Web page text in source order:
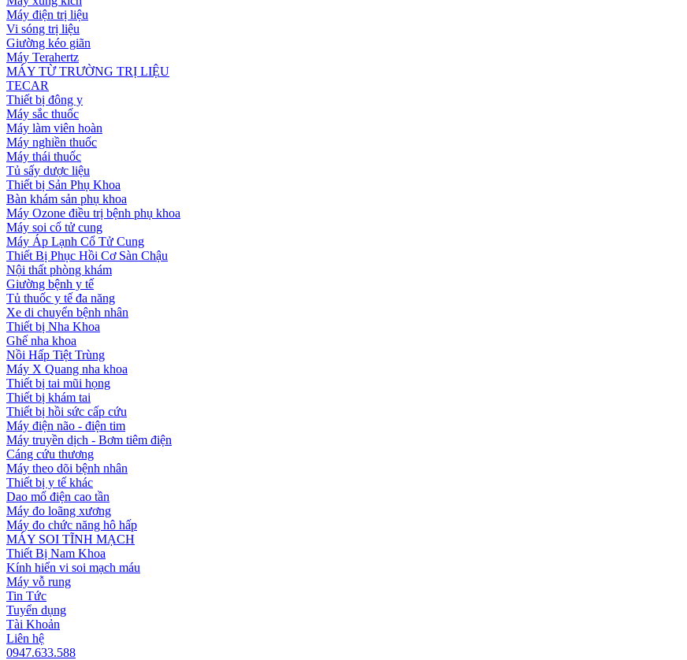
Máy điện trị liệu
Vi sóng trị liệu
Giường kéo giãn
Máy Terahertz
MÁY TỪ TRƯỜNG TRỊ LIỆU
TECAR
Thiết bị đông y
Máy sắc thuốc
Máy làm viên hoàn
Máy nghiền thuốc
Máy thái thuốc
Tủ sấy dược liệu
Thiết bị Sản Phụ Khoa
Bàn khám sản phụ khoa
Máy Ozone điều trị bệnh phụ khoa
Máy soi cổ tử cung
Máy Áp Lạnh Cổ Tử Cung
Thiết Bị Phục Hồi Cơ Sàn Chậu
Nội thất phòng khám
Giường bệnh y tế
Tủ thuốc y tế đa năng
Xe di chuyển bệnh nhân
Thiết bị Nha Khoa
Ghế nha khoa
Nồi Hấp Tiệt Trùng
Máy X Quang nha khoa
Thiết bị tai mũi họng
Thiết bị khám tai
Thiết bị hồi sức cấp cứu
Máy điện não - điện tim
Máy truyền dịch - Bơm tiêm điện
Cáng cứu thương
Máy theo dõi bệnh nhân
Thiết bị y tế khác
Dao mổ điện cao tần
Máy đo loãng xương
Máy đo chức năng hô hấp
MÁY SOI TĨNH MẠCH
Thiết Bị Nam Khoa
Kính hiển vi soi mạch máu
Máy vỗ rung
Tin Tức
Tuyển dụng
Tài Khoản
Liên hệ
0947.633.588